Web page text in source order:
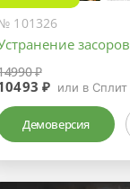
101326
засоров
₽
₽ или в Сплит
Демоверсия